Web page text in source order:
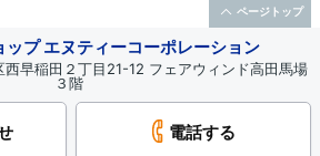
プ エヌティーコーポレーション
早稲田２丁目21-12 フェアウィンド高田馬場
３階
電話する
ページトップ